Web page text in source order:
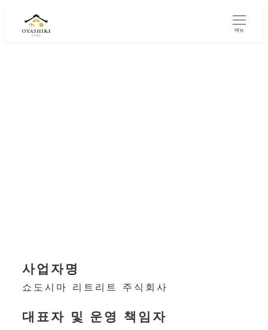
메뉴
사업자명
쇼도시마 리트리트 주식회사
대표자 및 운영 책임자